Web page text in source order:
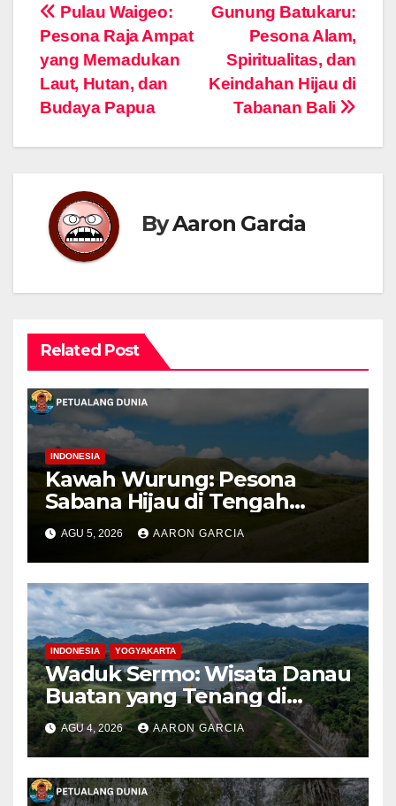
Navigasi
pos
Gunung Batukaru:
Pesona Alam,
Spiritualitas, dan
Keindahan Hijau di
Tabanan Bali
Pulau Waigeo:
Pesona Raja Ampat
yang Memadukan
Laut, Hutan, dan
Budaya Papua
ByAaron Garcia
Related Post
INDONESIA
Kawah Wurung: Pesona
Sabana Hijau di Tengah
Pegunungan Bondowoso
AGU 5, 2026 AARON GARCIA
INDONESIA YOGYAKARTA
Waduk Sermo: Wisata Danau
Buatan yang Tenang di
Perbukitan Menoreh Kulon
Progo
AGU 4, 2026 AARON GARCIA